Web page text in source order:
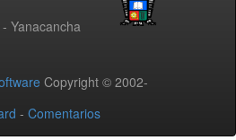
Yanacancha
Copyright © 2002-
- Comentarios